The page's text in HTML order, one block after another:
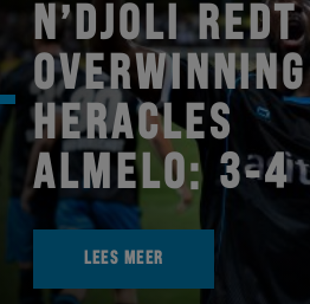
N’DJOLI REDT
OVERWINNING
HERACLES
ALMELO: 3-4
LEES MEER